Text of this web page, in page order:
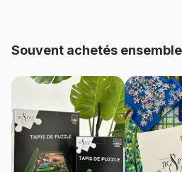
Référence
EAN
Nombre de pièces
Souvent achetés ensemble